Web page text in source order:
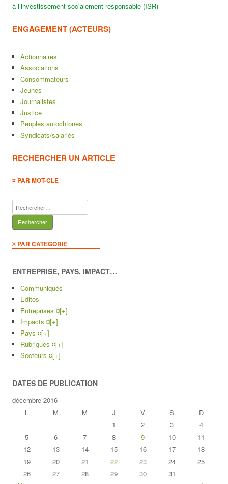
à l’investissement socialement responsable (ISR)
ENGAGEMENT (ACTEURS)
Actionnaires
Associations
Consommateurs
Jeunes
Journalistes
Justice
Peuples autochtones
Syndicats/salariés
RECHERCHER UN ARTICLE
¤ PAR MOT-CLE
Rechercher :
¤ PAR CATEGORIE
ENTREPRISE, PAYS, IMPACT…
Communiqués
Editos
Entreprises ¤[+]
Impacts ¤[+]
Pays ¤[+]
Rubriques ¤[+]
Secteurs ¤[+]
DATES DE PUBLICATION
décembre 2016
L
M M J V S
D
1
2 3
4
5
6 7 8 9 10
11
12
13 14 15 16 17
18
19
20 21 22 23 24
25
26
27 28 29 30
31